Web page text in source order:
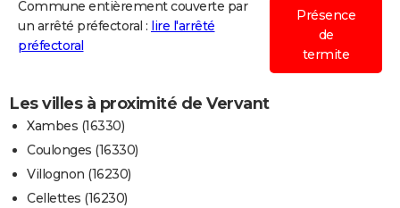
Commune entièrement couverte par
un arrêté préfectoral : lire l'arrêté
préfectoral
Présence
de
termite
Les villes à proximité de Vervant
Xambes (16330)
Coulonges (16330)
Villognon (16230)
Cellettes (16230)